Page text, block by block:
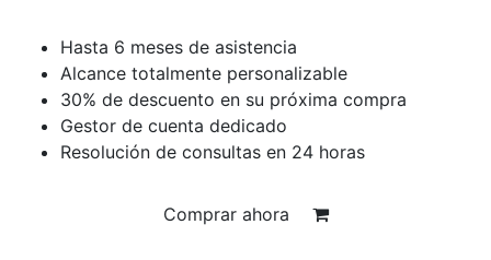
Hasta 6 meses de asistencia
Alcance totalmente personalizable
30% de descuento en su próxima compra
Gestor de cuenta dedicado
Resolución de consultas en 24 horas
Comprar ahora